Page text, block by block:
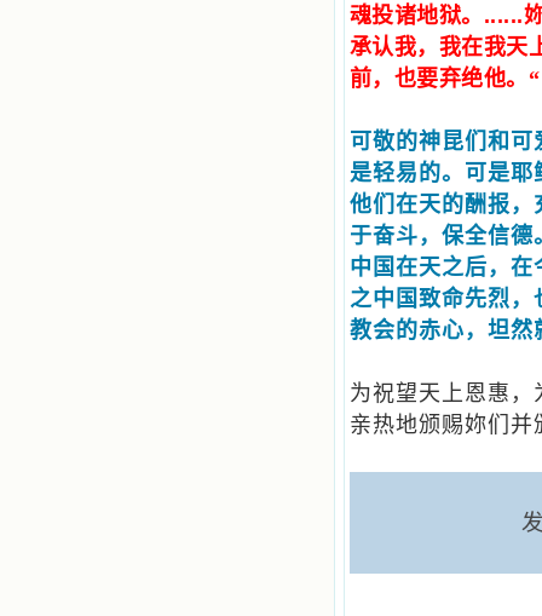
魂投诸地狱。 ......
承认我，我在我天
前，也要弃绝他。“
可敬的神昆们和
是轻易的。可是
他们在天的酬报，
于奋斗，保全信
中国在天之后，
之中国致命先烈
教会的赤心，坦然
为祝望天上恩惠
亲热地颁赐妳们